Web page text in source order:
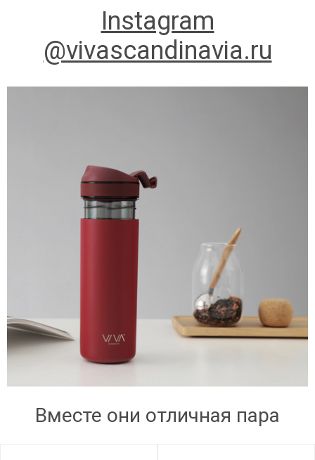
Instagram
@vivascandinavia.ru
Вместе они отличная пара